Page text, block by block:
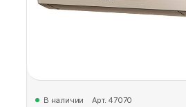
В наличии Арт. 47070